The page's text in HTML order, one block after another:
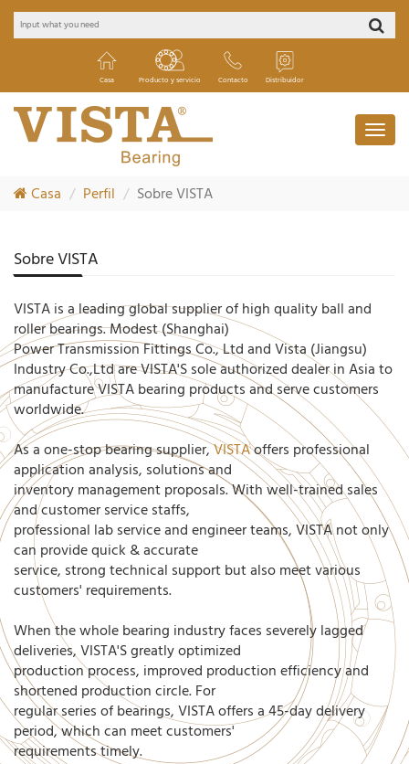
Casa Producto y servicio Contacto Distribuidor
Casa Perfil Sobre VISTA
Sobre VISTA
VISTA is a leading global supplier of high quality ball and
roller bearings. Modest (Shanghai)
Power Transmission Fittings Co., Ltd and Vista (Jiangsu)
Industry Co.,Ltd are VISTA'S sole authorized dealer in Asia to
manufacture VISTA bearing products and serve customers
worldwide.
As a one-stop bearing supplier,VISTAoffers professional
application analysis, solutions and
inventory management proposals. With well-trained sales
and customer service staffs,
professional lab service and engineer teams, VISTA not only
can provide quick & accurate
service, strong technical support but also meet various
customers' requirements.
When the whole bearing industry faces severely lagged
deliveries, VISTA'S greatly optimized
production process, improved production efficiency and
shortened production circle. For
regular series of bearings, VISTA offers a 45-day delivery
period, which can meet customers'
requirements timely.